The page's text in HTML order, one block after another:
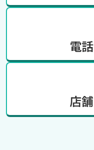
電話
店舗